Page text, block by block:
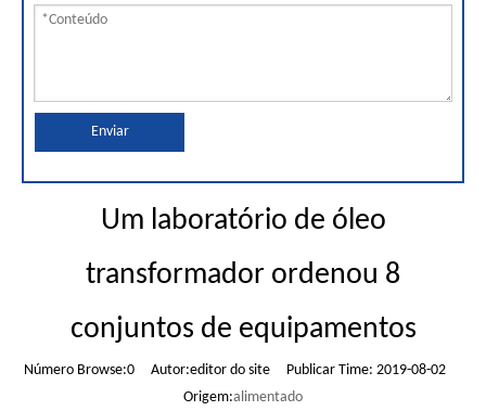
Enviar
Um laboratório de óleo
transformador ordenou 8
conjuntos de equipamentos
Número Browse:0 Autor:editor do site Publicar Time: 2019-08-02
Origem:alimentado